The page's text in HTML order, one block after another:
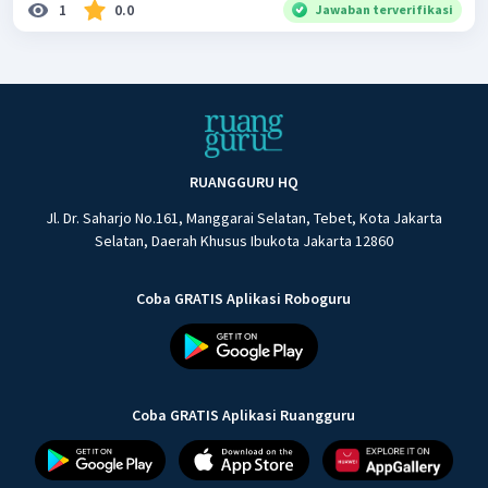
1 0.0 Jawaban terverifikasi
RUANGGURU HQ
Jl. Dr. Saharjo No.161, Manggarai Selatan, Tebet, Kota Jakarta
Selatan, Daerah Khusus Ibukota Jakarta 12860
Coba GRATIS Aplikasi Roboguru
Coba GRATIS Aplikasi Ruangguru